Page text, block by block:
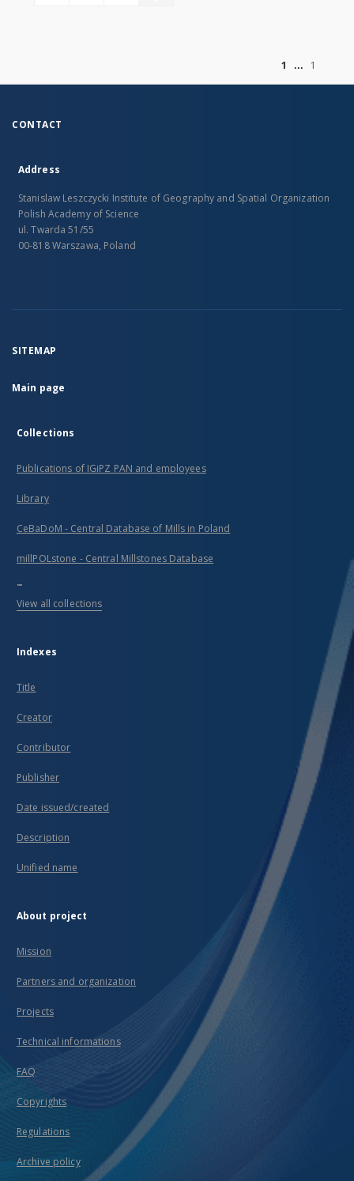
1
1
CONTACT
Address
Stanislaw Leszczycki Institute of Geography and Spatial Organization
Polish Academy of Science
ul. Twarda 51/55
00-818 Warszawa, Poland
SITEMAP
Main page
Collections
Publications of IGiPZ PAN and employees
Library
CeBaDoM - Central Database of Mills in Poland
millPOLstone - Central Millstones Database
...
View all collections
Indexes
Title
Creator
Contributor
Publisher
Date issued/created
Description
Unified name
About project
Mission
Partners and organization
Projects
Technical informations
FAQ
Copyrights
Regulations
Archive policy